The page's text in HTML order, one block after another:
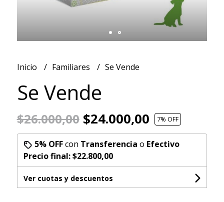
Inicio Familiares Se Vende
Se Vende
$26.000,00$24.000,00 7% OFF
5% OFFcon Transferencia o Efectivo
Precio final:$22.800,00
Ver cuotas y descuentos